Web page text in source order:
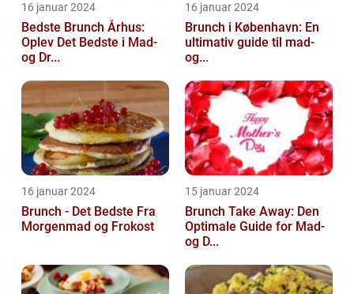
16 januar 2024
Bedste Brunch Århus:
Oplev Det Bedste i Mad-
og Dr...
16 januar 2024
Brunch i København: En
ultimativ guide til mad-
og...
16 januar 2024
Brunch - Det Bedste Fra
Morgenmad og Frokost
15 januar 2024
Brunch Take Away: Den
Optimale Guide for Mad-
og D...